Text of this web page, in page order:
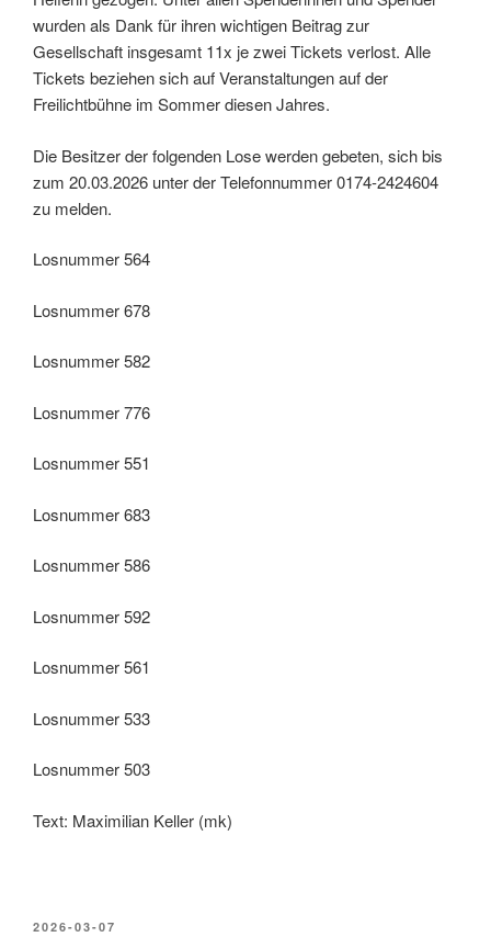
wurden als Dank für ihren wichtigen Beitrag zur
Gesellschaft insgesamt 11x je zwei Tickets verlost. Alle
Tickets beziehen sich auf Veranstaltungen auf der
Freilichtbühne im Sommer diesen Jahres.
Die Besitzer der folgenden Lose werden gebeten, sich bis
zum 20.03.2026 unter der Telefonnummer 0174-2424604
zu melden.
Losnummer 564
Losnummer 678
Losnummer 582
Losnummer 776
Losnummer 551
Losnummer 683
Losnummer 586
Losnummer 592
Losnummer 561
Losnummer 533
Losnummer 503
Text: Maximilian Keller (mk)
2026-03-07